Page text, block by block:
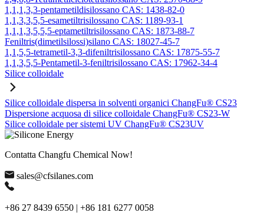
1,1,1,3,3-pentametildisilossano CAS: 1438-82-0
1,1,3,3,5,5-esametiltrisilossano CAS: 1189-93-1
1,1,1,3,5,5,5-eptametiltrisilossano CAS: 1873-88-7
Feniltris(dimetilsilossi)silano CAS: 18027-45-7
1,1,5,5-tetrametil-3,3-difeniltrisilossano CAS: 17875-55-7
1,1,3,5,5-Pentametil-3-feniltrisilossano CAS: 17962-34-4
Silice colloidale
Silice colloidale dispersa in solventi organici ChangFu® CS23
Dispersione acquosa di silice colloidale ChangFu® CS23-W
Silice colloidale per sistemi UV ChangFu® CS23UV
Contatta Changfu Chemical Now!
sales@cfsilanes.com
+86 27 8439 6550 | +86 181 6277 0058